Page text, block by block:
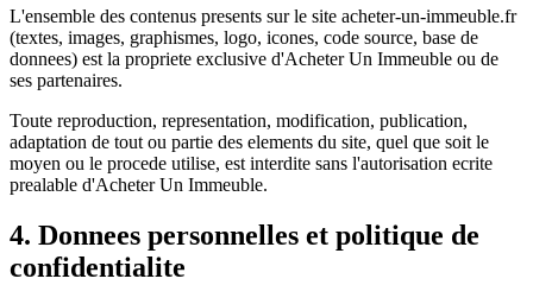
L'ensemble des contenus presents sur le site acheter-un-immeuble.fr
(textes, images, graphismes, logo, icones, code source, base de
donnees) est la propriete exclusive d'Acheter Un Immeuble ou de
ses partenaires.
Toute reproduction, representation, modification, publication,
adaptation de tout ou partie des elements du site, quel que soit le
moyen ou le procede utilise, est interdite sans l'autorisation ecrite
prealable d'Acheter Un Immeuble.
4. Donnees personnelles et politique de
confidentialite